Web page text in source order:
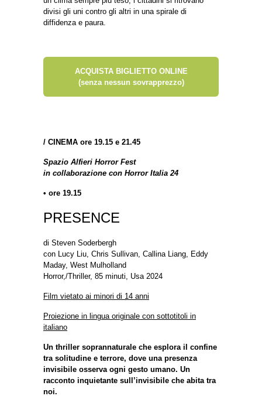
divisi gli uni contro gli altri in una spirale di
diffidenza e paura.
ACQUISTA BIGLIETTO ONLINE
(senza nessun sovrapprezzo)
/ CINEMA ore 19.15 e 21.45
Spazio Alfieri Horror Fest
in collaborazione con Horror Italia 24
• ore 19.15
PRESENCE
di Steven Soderbergh
con Lucy Liu, Chris Sullivan, Callina Liang, Eddy
Maday, West Mulholland
Horror,/Thriller, 85 minuti, Usa 2024
Film vietato ai minori di 14 anni
Proiezione in lingua originale con sottotitoli in
italiano
Un thriller soprannaturale che esplora il confine
tra solitudine e terrore, dove una presenza
invisibile osserva ogni gesto umano. Un
racconto inquietante sull’invisibile che abita tra
noi.